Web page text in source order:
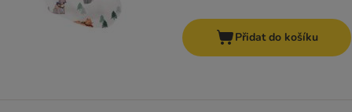
Přidat do košíku